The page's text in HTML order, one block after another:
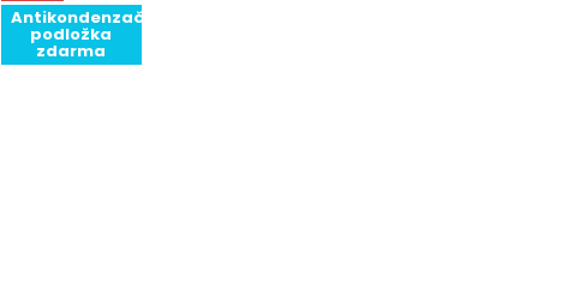
Antikondenzační
podložka
zdarma